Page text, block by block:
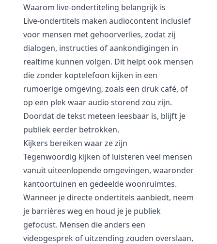
Waarom live-ondertiteling belangrijk is
Live-ondertitels maken audiocontent inclusief
voor mensen met gehoorverlies, zodat zij
dialogen, instructies of aankondigingen in
realtime kunnen volgen. Dit helpt ook mensen
die zonder koptelefoon kijken in een
rumoerige omgeving, zoals een druk café, of
op een plek waar audio storend zou zijn.
Doordat de tekst meteen leesbaar is, blijft je
publiek eerder betrokken.
Kijkers bereiken waar ze zijn
Tegenwoordig kijken of luisteren veel mensen
vanuit uiteenlopende omgevingen, waaronder
kantoortuinen en gedeelde woonruimtes.
Wanneer je directe ondertitels aanbiedt, neem
je barrières weg en houd je je publiek
gefocust. Mensen die anders een
videogesprek of uitzending zouden overslaan,